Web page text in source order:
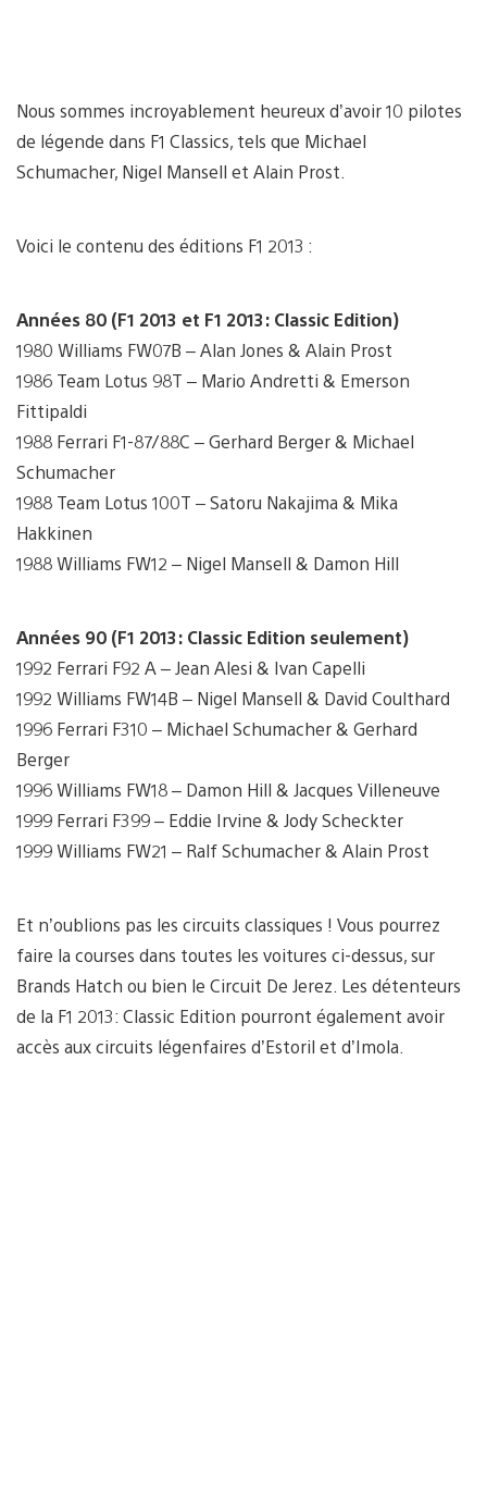
Nous sommes incroyablement heureux d’avoir 10 pilotes
de légende dans F1 Classics, tels que Michael
Schumacher, Nigel Mansell et Alain Prost.
Voici le contenu des éditions F1 2013 :
Années 80 (F1 2013 et F1 2013: Classic Edition)
1980 Williams FW07B – Alan Jones & Alain Prost
1986 Team Lotus 98T – Mario Andretti & Emerson
Fittipaldi
1988 Ferrari F1-87/88C – Gerhard Berger & Michael
Schumacher
1988 Team Lotus 100T – Satoru Nakajima & Mika
Hakkinen
1988 Williams FW12 – Nigel Mansell & Damon Hill
Années 90 (F1 2013: Classic Edition seulement)
1992 Ferrari F92 A – Jean Alesi & Ivan Capelli
1992 Williams FW14B – Nigel Mansell & David Coulthard
1996 Ferrari F310 – Michael Schumacher & Gerhard
Berger
1996 Williams FW18 – Damon Hill & Jacques Villeneuve
1999 Ferrari F399 – Eddie Irvine & Jody Scheckter
1999 Williams FW21 – Ralf Schumacher & Alain Prost
Et n’oublions pas les circuits classiques ! Vous pourrez
faire la courses dans toutes les voitures ci-dessus, sur
Brands Hatch ou bien le Circuit De Jerez. Les détenteurs
de la F1 2013: Classic Edition pourront également avoir
accès aux circuits légenfaires d’Estoril et d’Imola.